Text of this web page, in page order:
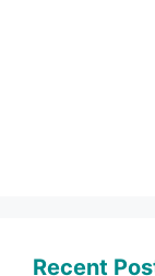
Recent